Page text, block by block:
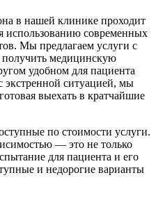
в нашей клинике проходит
использованию современных
Мы предлагаем услуги с
получить медицинскую
удобном для пациента
экстренной ситуацией, мы
выехать в кратчайшие
по стоимости услуги.
— это не только
для пациента и его
и недорогие варианты